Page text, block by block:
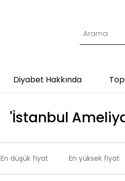
Diyabet Hakkında
'İstanbul
En düşük fiyat En yüksek fiyat